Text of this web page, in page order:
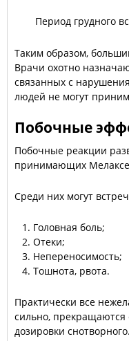
Период грудного
Таким образом,
Врачи охотно
связанных с
людей не могут
Побочные
Побочные реакции
принимающих
Среди них могут
Головная боль;
Отеки;
Непереносимость;
Тошнота, рвота.
Практически все
сильно, прекращаются
дозировки снотворного.